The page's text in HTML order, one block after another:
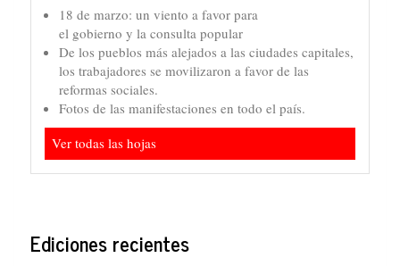
18 de marzo: un viento a favor para
el gobierno y la consulta popular
De los pueblos más alejados a las ciudades capitales,
los trabajadores se movilizaron a favor de las
reformas sociales.
Fotos de las manifestaciones en todo el país.
Ver todas las hojas
Ediciones recientes